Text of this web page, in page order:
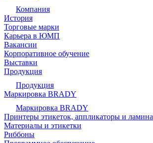
Компания
История
Торговые марки
Карьера в ЮМП
Вакансии
Корпоративное обучение
Выставки
Продукция
Продукция
Маркировка BRADY
Маркировка BRADY
Принтеры этикеток, аппликаторы и
Материалы и этикетки
Риббоны